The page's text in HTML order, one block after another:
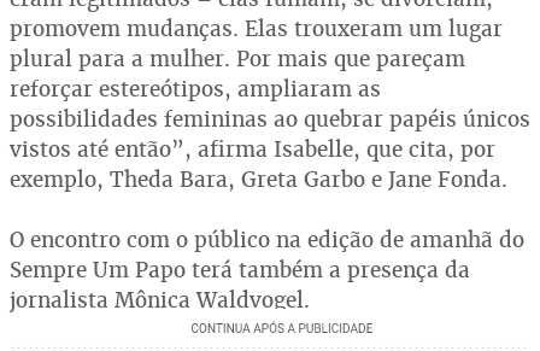
promovem mudanças. Elas trouxeram um lugar
plural para a mulher. Por mais que pareçam
reforçar estereótipos, ampliaram as
possibilidades femininas ao quebrar papéis únicos
vistos até então”, afirma Isabelle, que cita, por
exemplo, Theda Bara, Greta Garbo e Jane Fonda.
O encontro com o público na edição de amanhã do
Sempre Um Papo terá também a presença da
jornalista Mônica Waldvogel.